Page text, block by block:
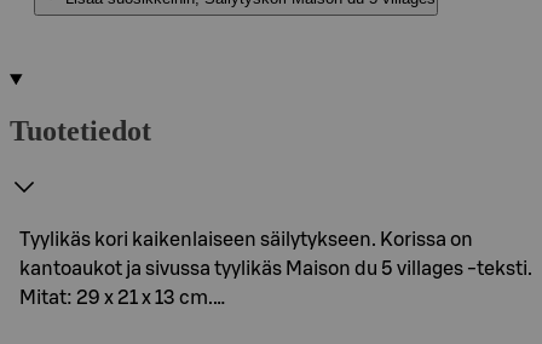
Tuotetiedot
Tyylikäs kori kaikenlaiseen säilytykseen. Korissa on
kantoaukot ja sivussa tyylikäs Maison du 5 villages -teksti.
Mitat: 29 x 21 x 13 cm.…